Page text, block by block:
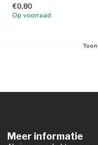
€0,80
Op voorraad
Toon
Meer informatie